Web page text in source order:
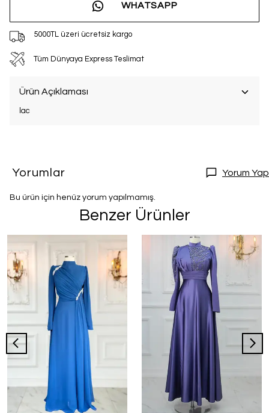
WHATSAPP
5000TL üzeri ücretsiz kargo
Tüm Dünyaya Express Teslimat
Ürün Açıklaması
lac
Yorumlar Yorum Yap
Bu ürün için henüz yorum yapılmamış.
Benzer Ürünler